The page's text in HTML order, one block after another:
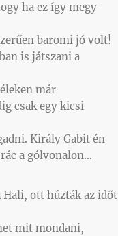
ha ez így megy
baromi jó volt!
is játszani a
már
csak egy kicsi
Király Gabit én
a gólvonalon…
Hali, ott húzták az időt
mit mondani,